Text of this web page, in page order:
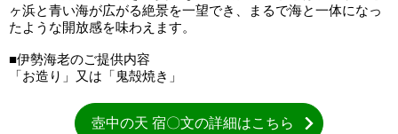
ヶ浜と青い海が広がる絶景を一望でき、まるで海と一体になっ
たような開放感を味わえます。
■伊勢海老のご提供内容
「お造り」又は「鬼殻焼き」
壺中の天 宿〇文の詳細はこちら